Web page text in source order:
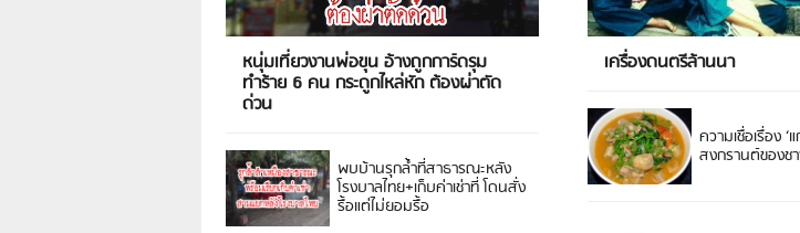
หนุ่มเที่ยวงานพ่อขุน อ้างถูกการ์ดรุม
ทำร้าย 6 คน กระดูกไหล่หัก ต้องผ่าตัด
ด่วน
พบบ้านรุกล้ำที่สาธารณะหลัง
โรงบาลไทย+เก็บค่าเช่าที่ โดนสั่ง
รื้อแต่ไม่ยอมรื้อ
เครื่องดนตรีล้านนา
ความเชื่อเรื่อง ‘
สงกรานต์ของช